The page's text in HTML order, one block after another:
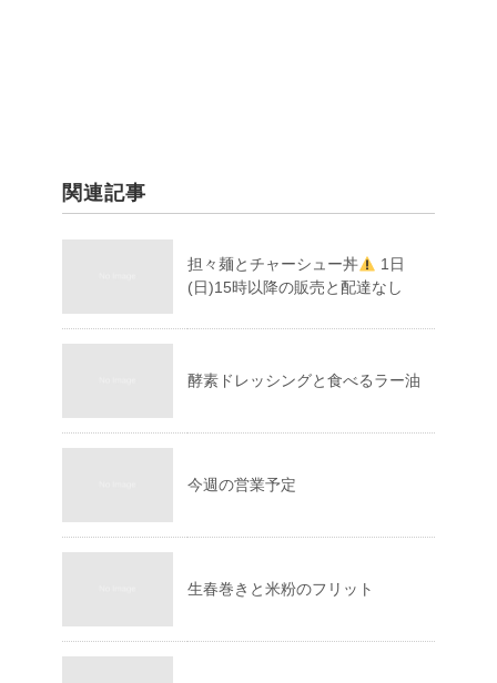
関連記事
担々麺とチャーシュー丼
1日
(日)15時以降の販売と配達なし
酵素ドレッシングと食べるラー油
今週の営業予定
生春巻きと米粉のフリット